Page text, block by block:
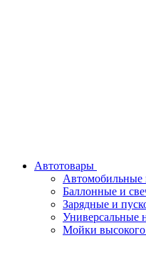
Автотовары
Автомобильные
Баллонные и
Зарядные и
Универсальные
Мойки высокого